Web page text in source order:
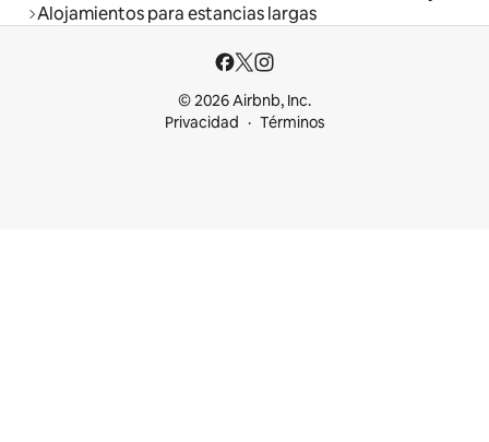
Alojamientos para estancias largas
© 2026 Airbnb, Inc.
Privacidad
Términos